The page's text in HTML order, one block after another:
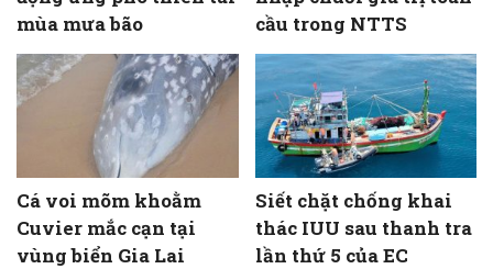
mùa mưa bão
cầu trong NTTS
Cá voi mõm khoằm
Cuvier mắc cạn tại
vùng biển Gia Lai
Siết chặt chống khai
thác IUU sau thanh tra
lần thứ 5 của EC